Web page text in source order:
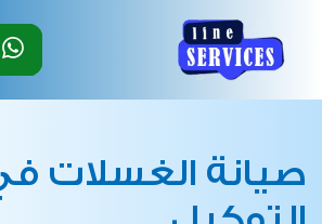
صيانة الغسلات